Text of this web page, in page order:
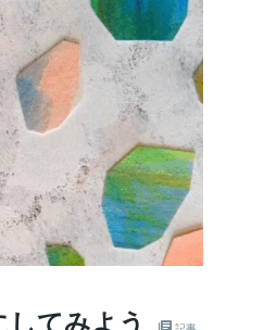
てみよう